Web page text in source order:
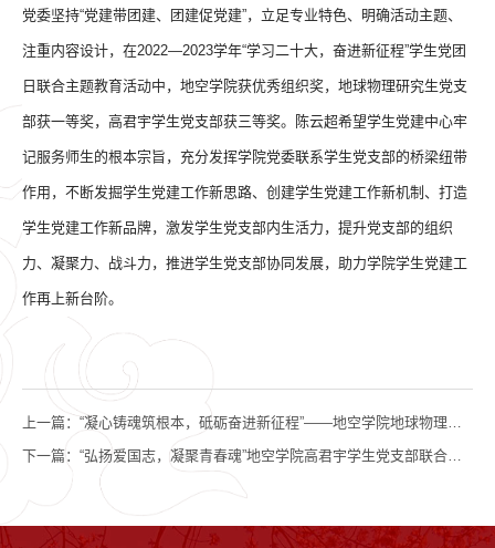
党委坚持“党建带团建、团建促党建”，立足专业特色、明确活动主题、
注重内容设计，在2022—2023学年“学习二十大，奋进新征程”学生党团
日联合主题教育活动中，地空学院获优秀组织奖，地球物理研究生党支
部获一等奖，高君宇学生党支部获三等奖。陈云超希望学生党建中心牢
记服务师生的根本宗旨，充分发挥学院党委联系学生党支部的桥梁纽带
作用，不断发掘学生党建工作新思路、创建学生党建工作新机制、打造
学生党建工作新品牌，激发学生党支部内生活力，提升党支部的组织
力、凝聚力、战斗力，推进学生党支部协同发展，助力学院学生党建工
作再上新台阶。
上一篇： “凝心铸魂筑根本，砥砺奋进新征程”——地空学院地球物理研究生党支部举办爱国教育主题党日活动
下一篇： “弘扬爱国志，凝聚青春魂”地空学院高君宇学生党支部联合其他两个学生党支部共同举办国庆主题活动